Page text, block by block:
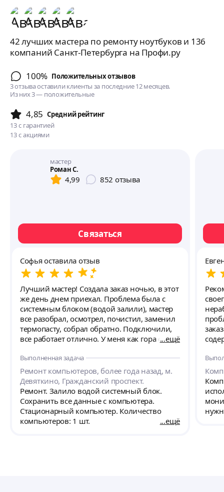
42 лучших мастера по ремонту ноутбуков и 136
компаний Санкт-Петербурга на Профи.ру
100% Положительных отзывов
3 отзыва оставили клиенты за последние 12 месяцев.
Из них 3 — положительные
4,85 Cредний рейтинг
13 с гарантией
13 с акциями
мастер
Роман С.
4,99 852 отзыва
Связаться
Софья оставила отзыв
Лучший мастер! Создала заказ ночью, в этот
же день днем приехал. Проблема была с
системным блоком (водой залили), мастер
все разобрал, осмотрел, почистил, заменил
термопасту, собрал обратно. Подключили,
все работает отлично. У меня как гора с
системном блоке нужно, но нет! Мастер
спас, компьютер стал работать еще лучше,
чем раньше. Огромное спасибо, впредь
буду обращаться только к Роману!!!!!
ещё
Выполненная задача
Ремонт компьютеров, более года назад, м.
Девяткино, Гражданский проспект.
Ремонт. Залило водой системный блок.
Сохранить все данные с компьютера.
Стационарный компьютер. Количество
компьютеров: 1 шт.
ещё
его
по